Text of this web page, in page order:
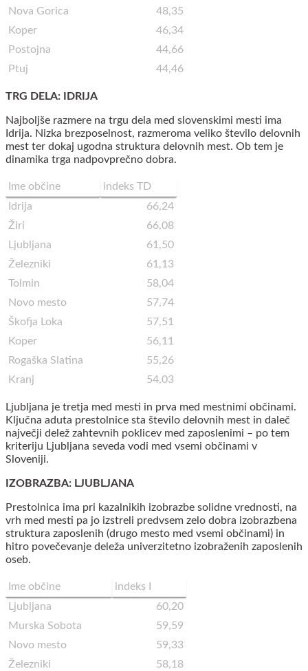
Nova Gorica
48,35
Koper
46,34
Postojna
44,66
Ptuj
44,46
TRG DELA: IDRIJA
Najboljše razmere na trgu dela med slovenskimi mesti ima
Idrija. Nizka brezposelnost, razmeroma veliko število delovnih
mest ter dokaj ugodna struktura delovnih mest. Ob tem je
dinamika trga nadpovprečno dobra.
Ime občine
indeks TD
Idrija
66,24
Žiri
66,08
Ljubljana
61,50
Železniki
61,13
Tolmin
58,04
Novo mesto
57,74
Škofja Loka
57,51
Koper
56,11
Rogaška Slatina
55,26
Kranj
54,03
Ljubljana je tretja med mesti in prva med mestnimi občinami.
Ključna aduta prestolnice sta število delovnih mest in daleč
največji delež zahtevnih poklicev med zaposlenimi – po tem
kriteriju Ljubljana seveda vodi med vsemi občinami v
Sloveniji.
IZOBRAZBA: LJUBLJANA
Prestolnica ima pri kazalnikih izobrazbe solidne vrednosti, na
vrh med mesti pa jo izstreli predvsem zelo dobra izobrazbena
struktura zaposlenih (drugo mesto med vsemi občinami) in
hitro povečevanje deleža univerzitetno izobraženih zaposlenih
oseb.
Ime občine
indeks I
Ljubljana
60,20
Murska Sobota
59,59
Novo mesto
59,33
Železniki
58,18